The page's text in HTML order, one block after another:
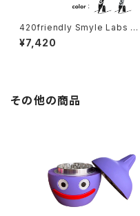
420friendly Smyle Labs パ
ーマネントマーカー型アロマデ
バイス “ペンジャミン”
¥7,420
その他の商品